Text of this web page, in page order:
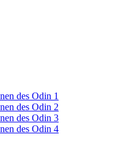
des Odin 1
des Odin 2
des Odin 3
des Odin 4